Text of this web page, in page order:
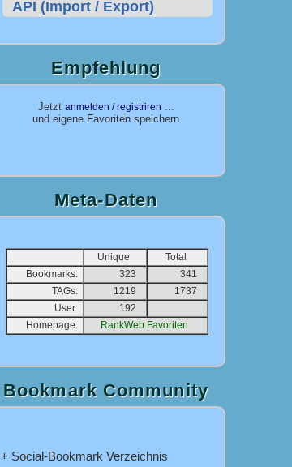
API (Import / Export)
Empfehlung
Jetzt anmelden / registriren
und eigene Favoriten speichern
Meta-Daten
Unique
Total
Bookmarks:
323
341
TAGs:
1219
1737
User:
192
Homepage:
RankWeb Favoriten
Bookmark Community
+ Social-Bookmark Verzeichnis